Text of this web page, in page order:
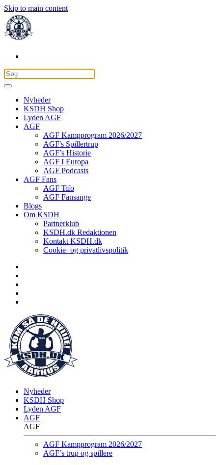
Skip to main content
Nyheder
KSDH Shop
Lyden AGF
AGF
AGF Kampprogram 2026/2027
AGF's Spillertrup
AGF’s Historie
AGF I Europa
AGF Podcasts
AGF Fans
AGF Tifo
AGF Fansange
Blogs
Om KSDH
Partnerklub
KSDH.dk Redaktionen
Kontakt KSDH.dk
Cookie- og privatlivspolitik
Nyheder
KSDH Shop
Lyden AGF
AGF
AGF
AGF Kampprogram 2026/2027
AGF’s trup og spillere